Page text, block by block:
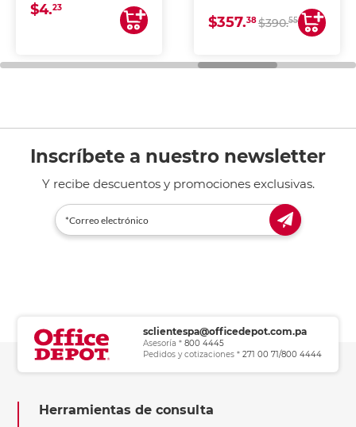
uniforme, ideal para
impresoras de inyección
de tinta y láser,
general de oficina.
$4.23
COPIA Y ESCANEA)
$357.38$390.55
Inscríbete a nuestro newsletter
Y recibe descuentos y promociones exclusivas.
sclientespa@officedepot.com.pa
Asesoría * 800 4445
Pedidos y cotizaciones * 271 00 71/800 4444
Herramientas de consulta